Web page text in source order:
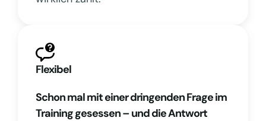
Flexibel
Schon mal mit einer dringenden Frage im
Training gesessen – und die Antwort